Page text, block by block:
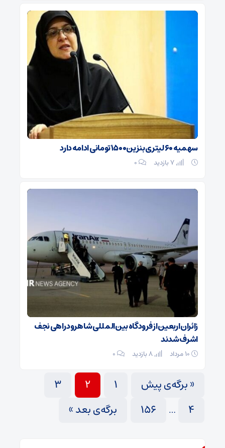
سهمیه ۶۰ لیتری بنزین۱۵۰۰ تومانی ادامه دارد
۰
زائران اربعین از فرودگاه بین‌المللی شاهرود راهی نجف
اشرف شدند
۰
« برگه‌ی پیش 1
2
3
4
…
156 برگه‌ی بعد »